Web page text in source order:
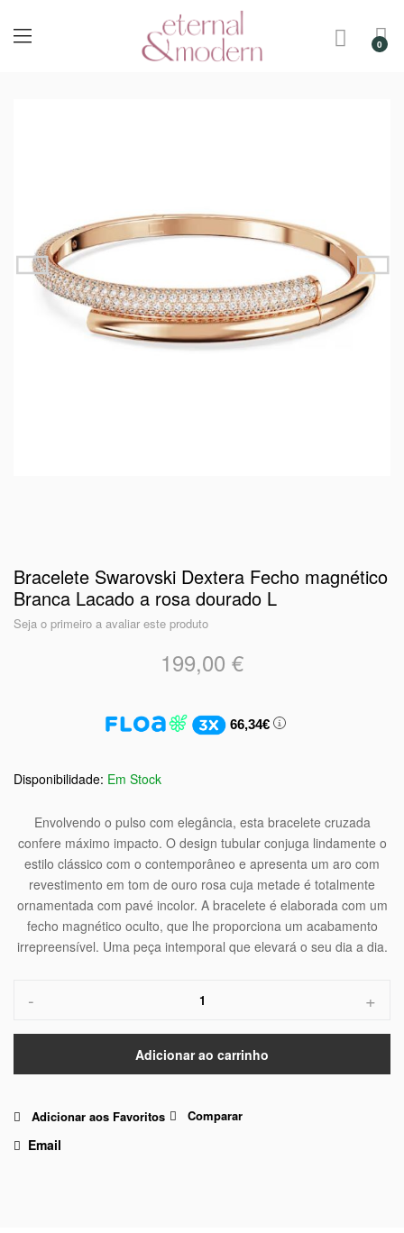
Bracelete Swarovski Dextera Fecho magnético
Branca Lacado a rosa dourado L
Seja o primeiro a avaliar este produto
199,00 €
66,34€
Em Stock
Envolvendo o pulso com elegância, esta bracelete cruzada
confere máximo impacto. O design tubular conjuga lindamente o
estilo clássico com o contemporâneo e apresenta um aro com
revestimento em tom de ouro rosa cuja metade é totalmente
ornamentada com pavé incolor. A bracelete é elaborada com um
fecho magnético oculto, que lhe proporciona um acabamento
irrepreensível. Uma peça intemporal que elevará o seu dia a dia.
- +
Adicionar ao carrinho
Adicionar aos Favoritos Comparar
Email